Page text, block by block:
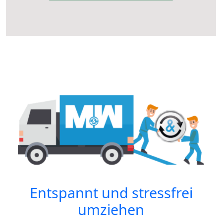
Entspannt und stressfrei
umziehen